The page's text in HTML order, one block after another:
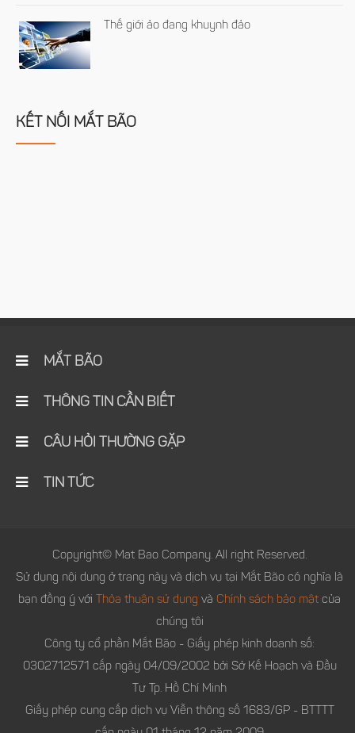
Thế giới ảo đang khuynh đảo
KẾT NỐI MẮT BÃO
MẮT BÃO
THÔNG TIN CẦN BIẾT
CÂU HỎI THƯỜNG GẶP
TIN TỨC
Copyright© Mat Bao Company. All right Reserved.
Sử dụng nội dung ở trang này và dịch vụ tại Mắt Bão có nghĩa là
bạn đồng ý với Thỏa thuận sử dụng và Chính sách bảo mật của
chúng tôi
Công ty cổ phần Mắt Bão - Giấy phép kinh doanh số:
0302712571 cấp ngày 04/09/2002 bởi Sở Kế Hoạch và Đầu
Tư Tp. Hồ Chí Minh
Giấy phép cung cấp dịch vụ Viễn thông số 1683/GP - BTTTT